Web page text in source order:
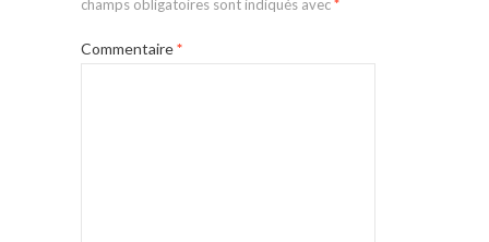
champs obligatoires sont indiqués avec*
Commentaire*